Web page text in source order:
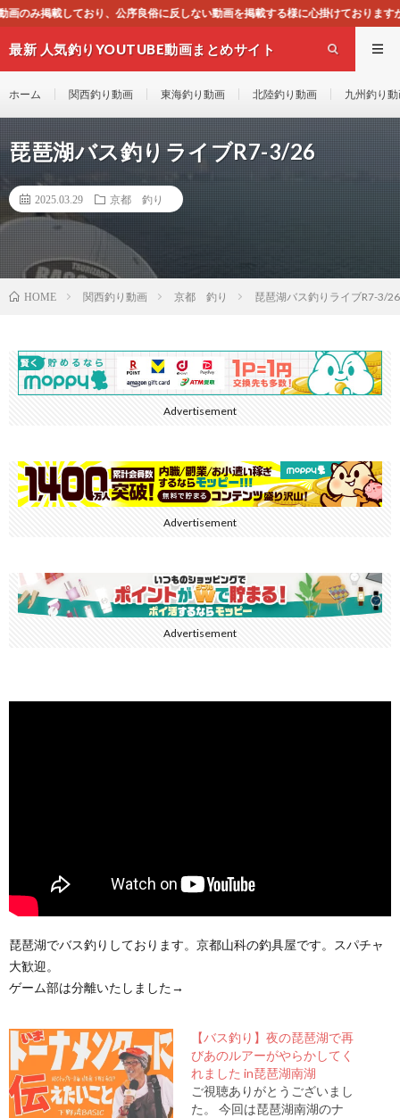
反しない動画を掲載する様に心掛けておりますが、もし一般通念上不適合
最新 人気釣りYOUTUBE動画まとめサイト
ホーム 関西釣り動画 東海釣り動画 北陸釣り動画 九州釣り
琵琶湖バス釣りライブR7-3/26
2025.03.29 京都 釣り
HOME 関西釣り動画 京都 釣り 琵琶湖バス釣りライブR7-3/26
Advertisement
Advertisement
Advertisement
琵琶湖でバス釣りしております。京都山科の釣具屋です。スパチャ
大歓迎。
ゲーム部は分離いたしました→
【バス釣り】夜の琵琶湖で再
びあのルアーがやらかしてく
れました in琵琶湖南湖
ご視聴ありがとうございまし
た。 今回は琵琶湖南湖のナ